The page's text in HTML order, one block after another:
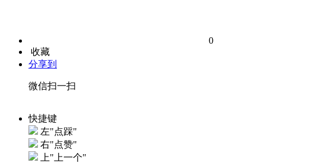
0
收藏
分享到
微信扫一扫
快捷键
左"点踩"
右"点赞"
上"上一个"